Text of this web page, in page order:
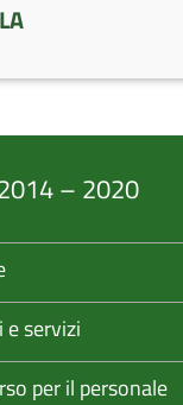
– 2020
servizi
per il personale